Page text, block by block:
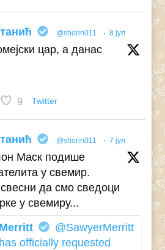
@shorin011 · 8 јул
цар, а данас
9 Twitter
@shorin011 · 7 јул
Маск подише
у свемир.
да смо сведоци
у свемиру...
@SawyerMerritt
officially requested